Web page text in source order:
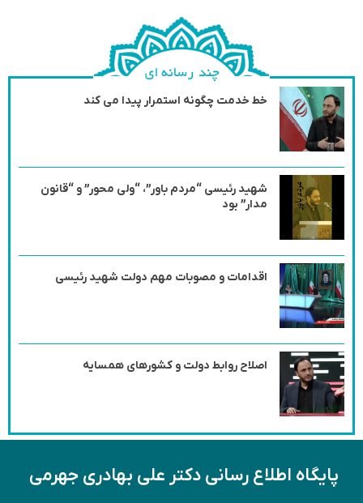
خط خدمت چگونه استمرار پیدا می کند
شهید رئیسی “مردم باور”، “ولی محور” و “قانون
مدار” بود
اقدامات و مصوبات مهم دولت شهید رئیسی
اصلاح روابط دولت و کشورهای همسایه
پایگاه اطلاع رسانی دکتر علی بهادری جهرمی